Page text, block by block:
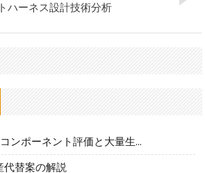
ハーネス設計技術分析
CNC Tech 国产線維コンポーネント評価と大量生産適合ガイド
代替案の解説